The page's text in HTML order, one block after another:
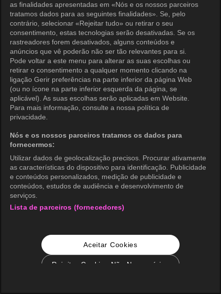
as finalidades apresentadas em «Nós e os nossos parceiros
tratamos dados para as seguintes finalidades». Se, pelo
contrário, selecionar «Rejeitar tudo» ou retirar o seu
consentimento, estas tecnologias serão desativadas. Se os
rastreadores forem desativados, alguns conteúdos e
anúncios que vê poderão não ser tão relevantes para si.
Pode voltar a este menu para alterar as suas escolhas ou
retirar o consentimento a qualquer momento clicando na
ligação Gerir preferências na parte inferior da página Web
(ou no ícone na parte inferior esquerda da página, se
aplicável). As suas escolhas serão aplicadas em Website.
Para mais informação, consulte a nossa política de
privacidade.
Nós e os nossos parceiros tratamos os dados para
fornecermos:
Utilizar dados de geolocalização precisos. Procurar ativamente
as características do dispositivo para identificação. Publicidade
e conteúdos personalizados, medição de publicidade e
conteúdos, estudos de audiência e desenvolvimento de
serviços.
Lista de parceiros (fornecedores)
Aceitar Cookies
Rejeitar Cookies Não Necessários